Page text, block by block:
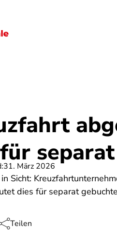
Geld & Versicherungen
31. März 2026
Sicht:
dies für separat
Teilen